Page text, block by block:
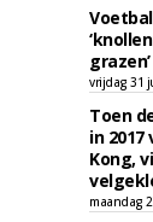
grazen’
vrijdag 31
Toen
in
Kong,
maandag